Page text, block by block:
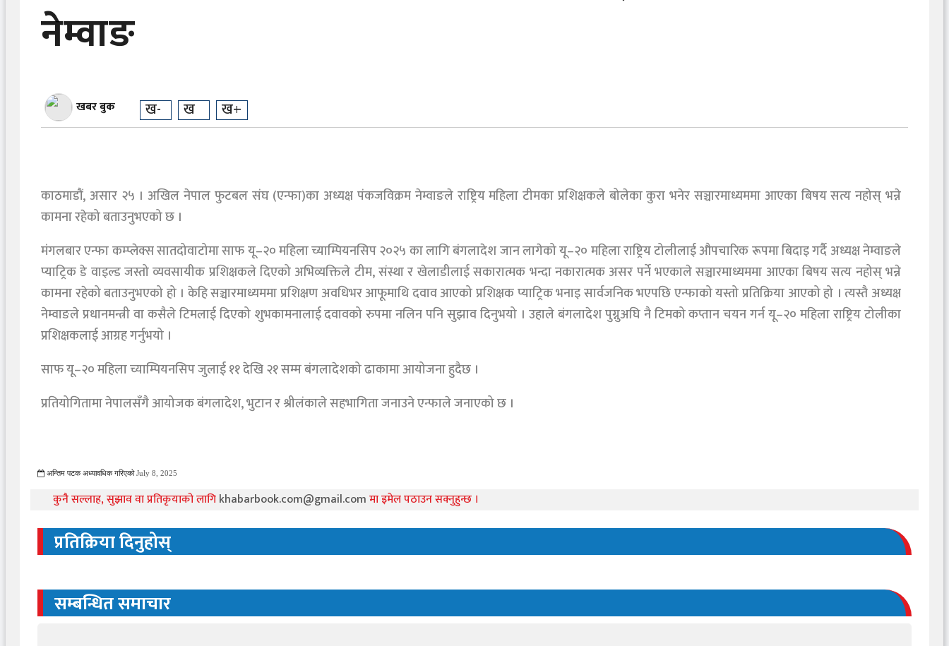
नेम्वाङ
खबर बुक ख- ख ख+
काठमाडौं, असार २५ । अखिल नेपाल फुटबल संघ (एन्फा)का अध्यक्ष पंकजविक्रम नेम्वाङले राष्ट्रिय महिला टीमका प्रशिक्षकले बोलेका कुरा भनेर सञ्चारमाध्यममा आएका बिषय सत्य नहोस् भन्ने
कामना रहेको बताउनुभएको छ ।
मंगलबार एन्फा कम्प्लेक्स सातदोवाटोमा साफ यू–२० महिला च्याम्पियनसिप २०२५ का लागि बंगलादेश जान लागेको यू–२० महिला राष्ट्रिय टोलीलाई औपचारिक रूपमा बिदाइ गर्दै अध्यक्ष नेम्वाङले
प्याट्रिक डे वाइल्ड जस्तो व्यवसायीक प्रशिक्षकले दिएको अभिव्यक्तिले टीम, संस्था र खेलाडीलाई सकारात्मक भन्दा नकारात्मक असर पर्ने भएकाले सञ्चारमाध्यममा आएका बिषय सत्य नहोस् भन्ने
कामना रहेको बताउनुभएको हो । केहि सञ्चारमाध्यममा प्रशिक्षण अवधिभर आफूमाथि दवाव आएको प्रशिक्षक प्याट्रिक भनाइ सार्वजनिक भएपछि एन्फाको यस्तो प्रतिक्रिया आएको हो । त्यस्तै अध्यक्ष
नेम्वाङले प्रधानमन्त्री वा कसैले टिमलाई दिएको शुभकामनालाई दवावको रुपमा नलिन पनि सुझाव दिनुभयो । उहाले बंगलादेश पुग्नुअघि नै टिमको कप्तान चयन गर्न यू–२० महिला राष्ट्रिय टोलीका
प्रशिक्षकलाई आग्रह गर्नुभयो ।
साफ यू–२० महिला च्याम्पियनसिप जुलाई ११ देखि २१ सम्म बंगलादेशको ढाकामा आयोजना हुदैछ ।
प्रतियोगितामा नेपालसँगै आयोजक बंगलादेश, भुटान र श्रीलंकाले सहभागिता जनाउने एन्फाले जनाएको छ ।
अन्तिम पटक अध्यावधिक गरिएको July 8, 2025
कुनै सल्लाह, सुझाव वा प्रतिकृयाको लागिkhabarbook.com@gmail.comमा इमेल पठाउन सक्नुहुन्छ ।
प्रतिक्रिया दिनुहोस्
सम्बन्धित समाचार